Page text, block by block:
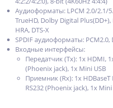
Аудиоформаты: LPCM 2.0/2.1/
TrueHD, Dolby Digital Plus(DD+),
HRA, DTS-X
SPDIF аудиоформаты: PCM2.0,
Входные интерфейсы:
Передатчик (Tx): 1x HDMI,
(Phoenix jack), 1x Mini USB
Приемник (Rx): 1x HDBaseT
RS232 (Phoenix jack), 1x Mini